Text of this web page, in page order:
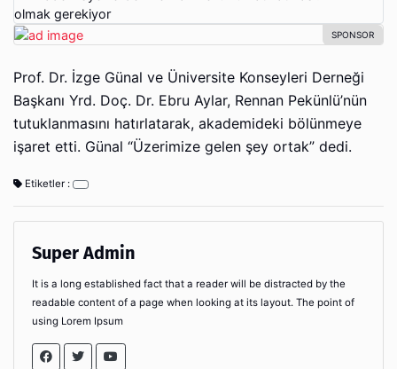
Prof. Dr. İzge Günal ve Üniversite Konseyleri Derneği
Başkanı Yrd. Doç. Dr. Ebru Aylar, Rennan Pekünlü’nün
tutuklanmasını hatırlatarak, akademideki bölünmeye
işaret etti. Günal “Üzerimize gelen şey ortak” dedi.
Etiketler :
Super Admin
It is a long established fact that a reader will be distracted by the
readable content of a page when looking at its layout. The point of
using Lorem Ipsum